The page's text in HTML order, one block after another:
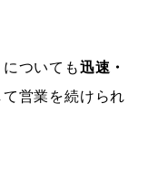
ついても迅速・
営業を続けられ